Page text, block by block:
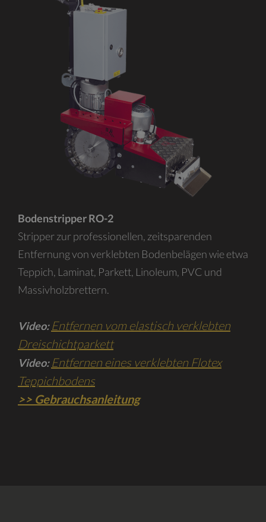
Bodenstripper RO-2
Stripper zur professionellen, zeitsparenden
Entfernung von verklebten Bodenbelägen wie etwa
Teppich, Laminat, Parkett, Linoleum, PVC und
Massivholzbrettern.
Video: Entfernen vom elastisch verklebten
Dreischichtparkett
Video: Entfernen eines verklebten Flotex
Teppichbodens
>> Gebrauchsanleitung